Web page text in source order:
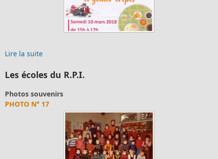
Les écoles du R.P.I.